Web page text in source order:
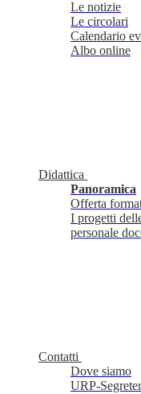
Le notizie
Le circolari
Calendario
Albo online
Didattica
Panoramica
Offerta
I progetti
personale
Contatti
Dove siamo
URP-